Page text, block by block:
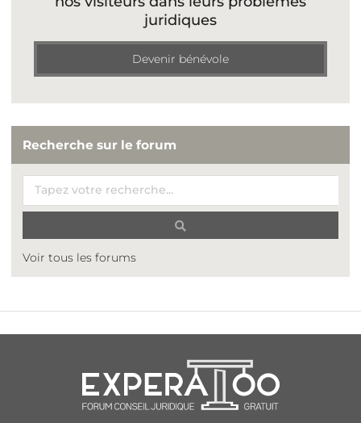
juridiques
Devenir bénévole
Recherche sur le forum
Voir tous les forums